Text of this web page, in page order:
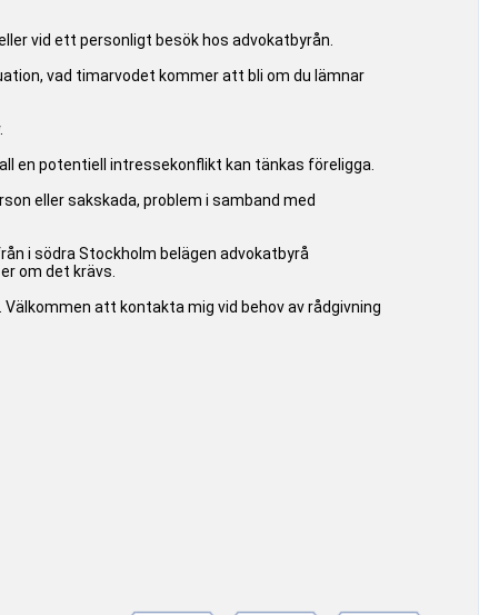
vid ett personligt besök hos advokatbyrån.
vad timarvodet kommer att bli om du lämnar
en potentiell intressekonflikt kan tänkas föreligga.
eller sakskada, problem i samband med
i södra Stockholm belägen advokatbyrå
om det krävs.
att kontakta mig vid behov av rådgivning